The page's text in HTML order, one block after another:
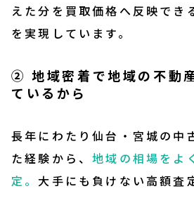
えた分を買取価格へ反映でき
を実現しています。
② 地域密着で地域の不動
ているから
長年にわたり仙台・宮城の中
た経験から、地域の相場をよ
定。 大手にも負けない高額査